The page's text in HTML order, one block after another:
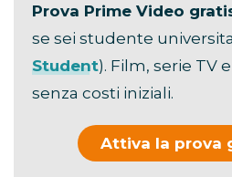
Prova Prime Video
se sei studente
Student). Film, serie TV
senza costi iniziali.
Attiva la prova